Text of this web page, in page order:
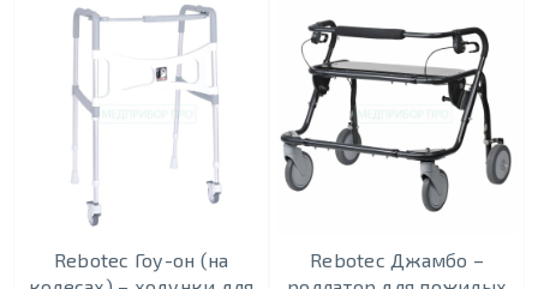
Rebotec Гоу-он (на
Rebotec Джамбо –